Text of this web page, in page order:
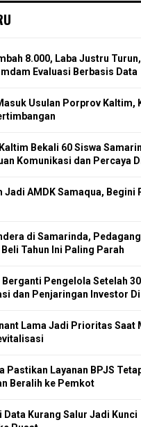
8.000, Laba Justru
Evaluasi Berbasis Data
Usulan Porprov Kaltim,
Bekali 60 Siswa
Komunikasi dan Percaya
Jadi AMDK Samaqua, Begini
di Samarinda, Pedagang
Tahun Ini Paling Parah
Berganti Pengelola Setelah
dan Penjaringan Investor
Lama Jadi Prioritas Saat
Pastikan Layanan BPJS
Beralih ke Pemkot
Data Kurang Salur Jadi Kunci